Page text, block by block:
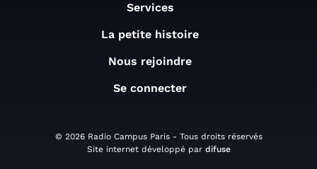
Services
La petite histoire
Nous rejoindre
Se connecter
© 2026 Radio Campus Paris - Tous droits réservés
Site internet développé par difuse